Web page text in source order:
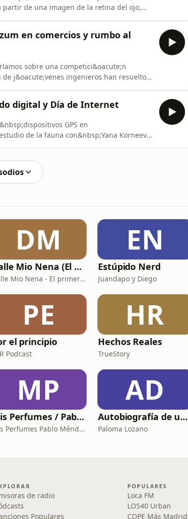
de una imagen de la retina del ojo,
en comercios y rumbo al
sobre una competici&oacute;n
j&oacute;venes ingenieros han resuelto
digital y Día de Internet
GPS en
de la fauna con&nbsp;Yana Korneeva,
DM
Dalle Mio Nena (El primer podcast rural de España)
Dalle Mio Nena - El primer podcast rural de España
EN
Estúpido Nerd
Juandapo y Diego
PE
el principio
Podcast
HR
Hechos Reales
TrueStory
MP
Mis Perfumes / Pablo Méndez
Mis Perfumes Pablo Méndez
AD
Autobiografía de un Yogui con sitar
Paloma Lozano
de radio
Populares
POPULARES
Loca FM
LOS40 Urban
COPE Más Madrid